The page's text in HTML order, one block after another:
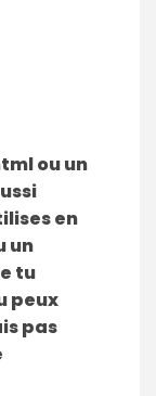
ou un
en
un
tu
peux
pas